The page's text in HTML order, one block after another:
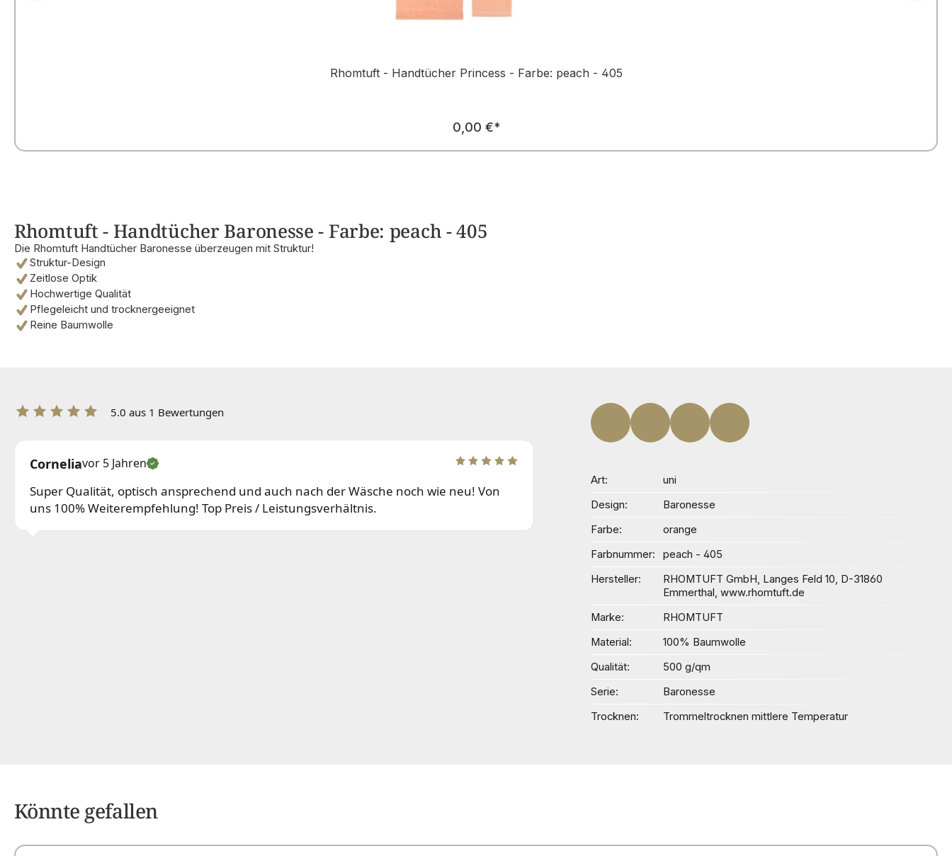
Rhomtuft - Handtücher Princess - Farbe: peach - 405
Regulärer Preis:
0,00 €*
Rhomtuft - Handtücher Baronesse - Farbe: peach - 405
Die Rhomtuft Handtücher Baronesse überzeugen mit Struktur!
Struktur-Design
Zeitlose Optik
Hochwertige Qualität
Pflegeleicht und trocknergeeignet
Reine Baumwolle
5.0 aus 1 Bewertungen
Corneliavor 5 Jahren
Super Qualität, optisch ansprechend und auch nach der Wäsche noch wie neu! Von
uns 100% Weiterempfehlung! Top Preis / Leistungsverhältnis.
Art
uni
Design
Baronesse
Farbe
orange
Farbnummer
peach - 405
Hersteller
RHOMTUFT GmbH, Langes Feld 10, D-31860
Emmerthal, www.rhomtuft.de
Marke
RHOMTUFT
Material
100% Baumwolle
Qualität
500 g/qm
Serie
Baronesse
Trocknen
Trommeltrocknen mittlere Temperatur
Könnte gefallen